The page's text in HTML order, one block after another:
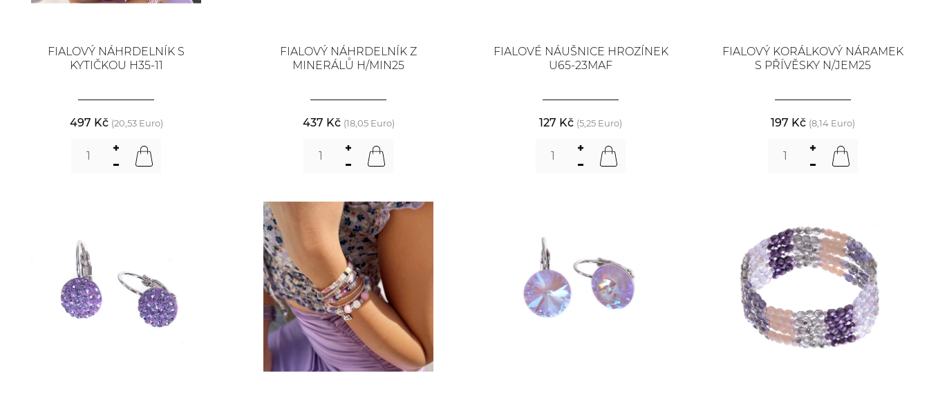
FIALOVÝ NÁHRDELNÍK S
KYTIČKOU H35-11
497 Kč (20,53 Euro)
FIALOVÝ NÁHRDELNÍK Z
MINERÁLŮ H/MIN25
437 Kč (18,05 Euro)
FIALOVÉ NÁUŠNICE HROZÍNEK
U65-23MAF
127 Kč (5,25 Euro)
FIALOVÝ KORÁLKOVÝ NÁRAMEK
S PŘÍVĚSKY N/JEM25
197 Kč (8,14 Euro)